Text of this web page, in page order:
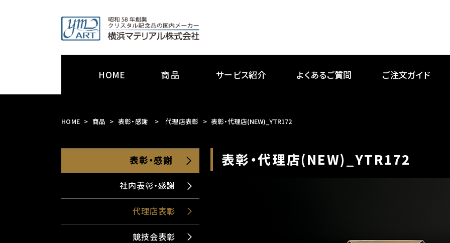
HOME 商品 サービス紹介 よくあるご質問 ご注文ガイド
HOME 商品 表彰・感謝 >代理店表彰 表彰・代理店(NEW)_YTR172
表彰・感謝
社内表彰・感謝
代理店表彰
競技会表彰
表彰・代理店(NEW)_YTR172